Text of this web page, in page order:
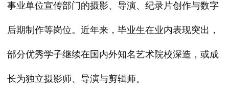
事业单位宣传部门的摄影、导演、纪录片创作与数字
后期制作等岗位。近年来，毕业生在业内表现突出，
部分优秀学子继续在国内外知名艺术院校深造，或成
长为独立摄影师、导演与剪辑师。